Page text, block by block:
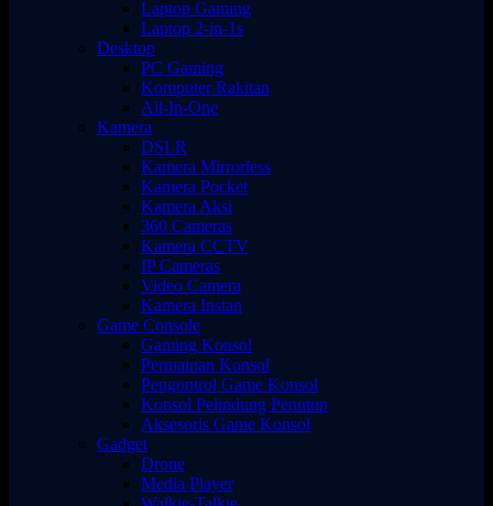
Laptop Gaming
Laptop 2-in-1s
Desktop
PC Gaming
Komputer Rakitan
All-In-One
Kamera
DSLR
Kamera Mirrorless
Kamera Pocket
Kamera Aksi
360 Cameras
Kamera CCTV
IP Cameras
Video Camera
Kamera Instan
Game Console
Gaming Konsol
Permainan Konsol
Pengontrol Game Konsol
Konsol Pelindung Penutup
Aksesoris Game Konsol
Gadget
Drone
Media Player